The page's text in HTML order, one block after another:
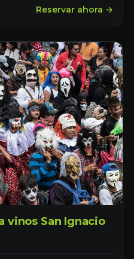
Reservar ahora →
vinos San Ignacio